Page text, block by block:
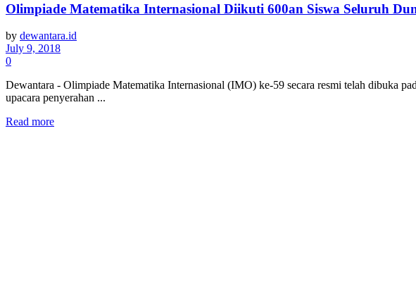
Olimpiade Matematika Internasional Diikuti 600an Siswa Seluruh
by dewantara.id
July 9, 2018
0
Dewantara - Olimpiade Matematika Internasional (IMO) ke-59 secara resmi telah dibuka
upacara penyerahan ...
Read more